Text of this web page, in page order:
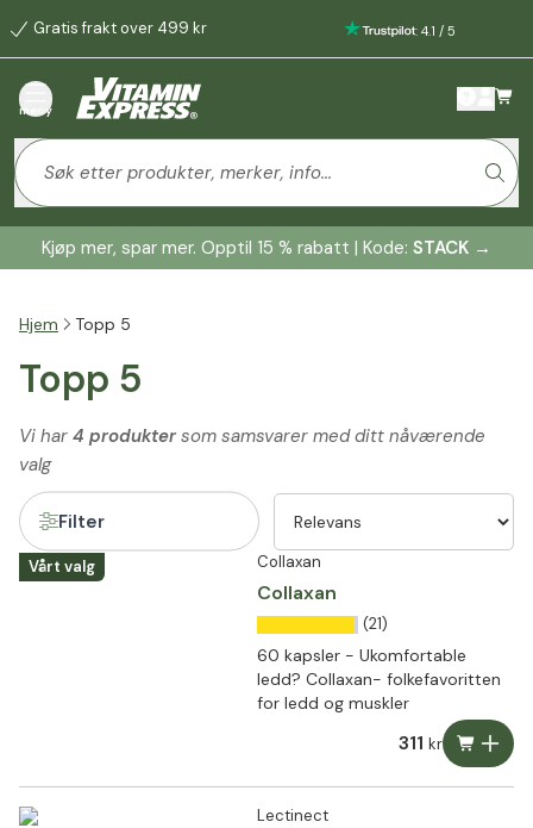
Gratis frakt over 499 kr : 4.1 / 5
meny
Kjøp mer, spar mer. Opptil 15 % rabatt | Kode: STACK →
Hjem Topp 5
Topp 5
Vi har 4 produktersom samsvarer med ditt nåværende
valg
Filter
Vårt valg Collaxan
Collaxan
(21)
60 kapsler - Ukomfortable
ledd? Collaxan- folkefavoritten
for ledd og muskler
311 kr
Lectinect